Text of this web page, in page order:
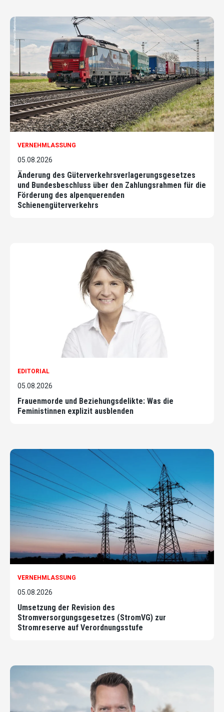
VERNEHMLASSUNG
05.08.2026
Änderung des Güterverkehrsverlagerungsgesetzes
und Bundesbeschluss über den Zahlungsrahmen für die
Förderung des alpenquerenden
Schienengüterverkehrs
EDITORIAL
05.08.2026
Frauenmorde und Beziehungsdelikte: Was die
Feministinnen explizit ausblenden
VERNEHMLASSUNG
05.08.2026
Umsetzung der Revision des
Stromversorgungsgesetzes (StromVG) zur
Stromreserve auf Verordnungsstufe